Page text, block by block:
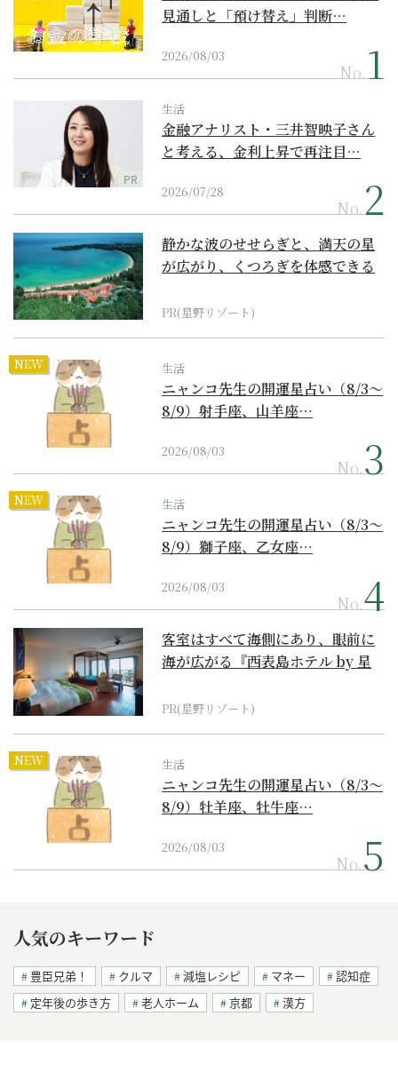
見通しと「預け替え」判断…
2026/08/03
No.
PR
生活
金融アナリスト・三井智映子さん
と考える、金利上昇で再注目…
2026/07/28
No.
静かな波のせせらぎと、満天の星
が広がり、くつろぎを体感できる
PR(星野リゾート)
NEW 生活
ニャンコ先生の開運星占い（8/3～
8/9）射手座、山羊座…
2026/08/03
No.
NEW 生活
ニャンコ先生の開運星占い（8/3～
8/9）獅子座、乙女座…
2026/08/03
No.
客室はすべて海側にあり、眼前に
海が広がる『西表島ホテル by 星
PR(星野リゾート)
NEW 生活
ニャンコ先生の開運星占い（8/3～
8/9）牡羊座、牡牛座…
2026/08/03
No.
人気のキーワード
豊臣兄弟！ クルマ 減塩レシピ マネー
認知症
定年後の歩き方
老人ホーム 京都 漢方